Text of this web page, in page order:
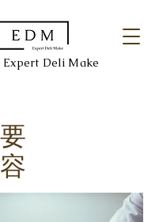
Expert Deli Make